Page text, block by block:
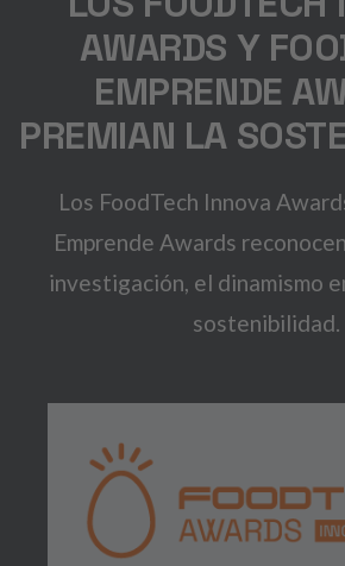
AWARDS Y
EMPRENDE
PREMIAN LA
Los FoodTech Innova
Emprende Awards
investigación, el dinamismo
sostenibilidad.